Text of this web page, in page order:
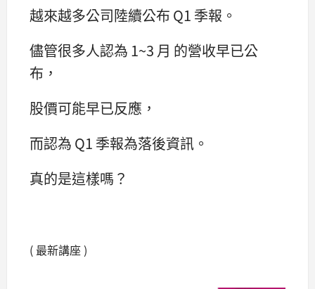
越來越多公司陸續公布 Q1 季報。
儘管很多人認為 1~3 月 的營收早已公
布，
股價可能早已反應，
而認為 Q1 季報為落後資訊。
真的是這樣嗎？
( 最新講座 )